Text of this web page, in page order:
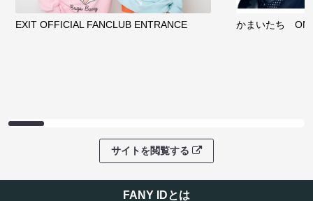
EXIT OFFICIAL FANCLUB ENTRANCE かまいたち
サイトを閲覧する
FANY IDとは